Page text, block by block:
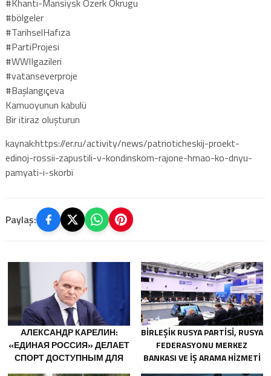
#Khantı-Mansiysk Özerk Okrugu
#bölgeler
#TarihselHafıza
#PartiProjesi
#WWIIgazileri
#vatanseverproje
#Başlangıçeva
Kamuoyunun kabulü
Bir itiraz oluşturun
kaynak:https://er.ru/activity/news/patrioticheskij-proekt-
edinoj-rossii-zapustili-v-kondinskom-rajone-hmao-ko-dnyu-
pamyati-i-skorbi
Paylaş:
АЛЕКСАНДР КАРЕЛИН:
«ЕДИНАЯ РОССИЯ» ДЕЛАЕТ
СПОРТ ДОСТУПНЫМ ДЛЯ
BIRLEŞIK RUSYA PARTISI, RUSYA
FEDERASYONU MERKEZ
BANKASI VE IŞ ARAMA HIZMETI